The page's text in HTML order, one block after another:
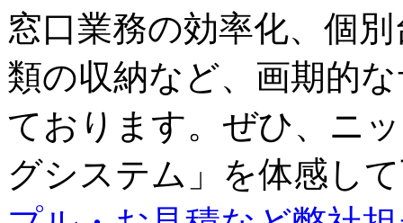
窓口業務の効率化、個
類の収納など、画期的
ております。ぜひ、ニ
グシステム」を体感し